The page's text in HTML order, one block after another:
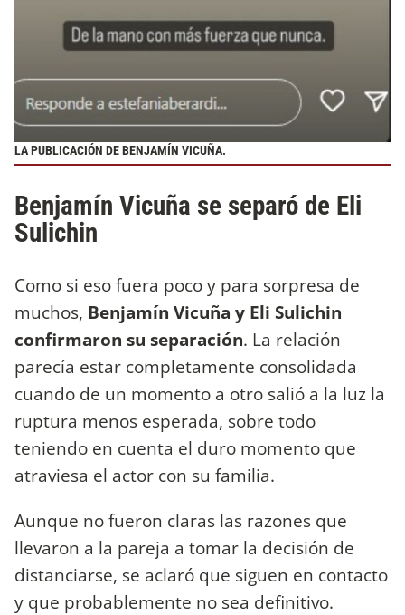
LA PUBLICACIÓN DE BENJAMÍN VICUÑA.
Benjamín Vicuña se separó de Eli
Sulichin
Como si eso fuera poco y para sorpresa de
muchos, Benjamín Vicuña y Eli Sulichin
confirmaron su separación. La relación
parecía estar completamente consolidada
cuando de un momento a otro salió a la luz la
ruptura menos esperada, sobre todo
teniendo en cuenta el duro momento que
atraviesa el actor con su familia.
Aunque no fueron claras las razones que
llevaron a la pareja a tomar la decisión de
distanciarse, se aclaró que siguen en contacto
y que probablemente no sea definitivo.